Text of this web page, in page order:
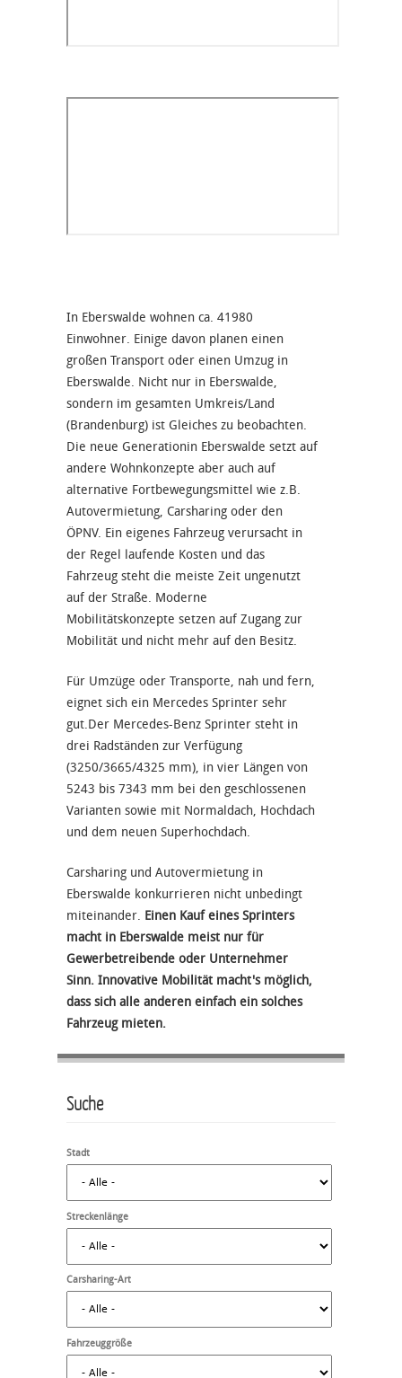
In Eberswalde wohnen ca. 41980
Einwohner. Einige davon planen einen
großen Transport oder einen Umzug in
Eberswalde. Nicht nur in Eberswalde,
sondern im gesamten Umkreis/Land
(Brandenburg) ist Gleiches zu beobachten.
Die neue Generationin Eberswalde setzt auf
andere Wohnkonzepte aber auch auf
alternative Fortbewegungsmittel wie z.B.
Autovermietung, Carsharing oder den
ÖPNV. Ein eigenes Fahrzeug verursacht in
der Regel laufende Kosten und das
Fahrzeug steht die meiste Zeit ungenutzt
auf der Straße. Moderne
Mobilitätskonzepte setzen auf Zugang zur
Mobilität und nicht mehr auf den Besitz.
Für Umzüge oder Transporte, nah und fern,
eignet sich ein Mercedes Sprinter sehr
gut.Der Mercedes-Benz Sprinter steht in
drei Radständen zur Verfügung
(3250/3665/4325 mm), in vier Längen von
5243 bis 7343 mm bei den geschlossenen
Varianten sowie mit Normaldach, Hochdach
und dem neuen Superhochdach.
Carsharing und Autovermietung in
Eberswalde konkurrieren nicht unbedingt
miteinander. Einen Kauf eines Sprinters
macht in Eberswalde meist nur für
Gewerbetreibende oder Unternehmer
Sinn. Innovative Mobilität macht's möglich,
dass sich alle anderen einfach ein solches
Fahrzeug mieten.
Suche
Stadt
Streckenlänge
Carsharing-Art
Fahrzeuggröße